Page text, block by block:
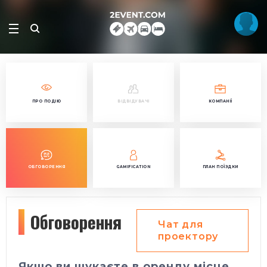
ПРО ПОДІЮ ВІДВІДУВАЧІ КОМПАНІЇ
ОБГОВОРЕННЯ GAMIFICATION ПЛАН ПОЇЗДКИ
Обговорення
Чат для
проектору